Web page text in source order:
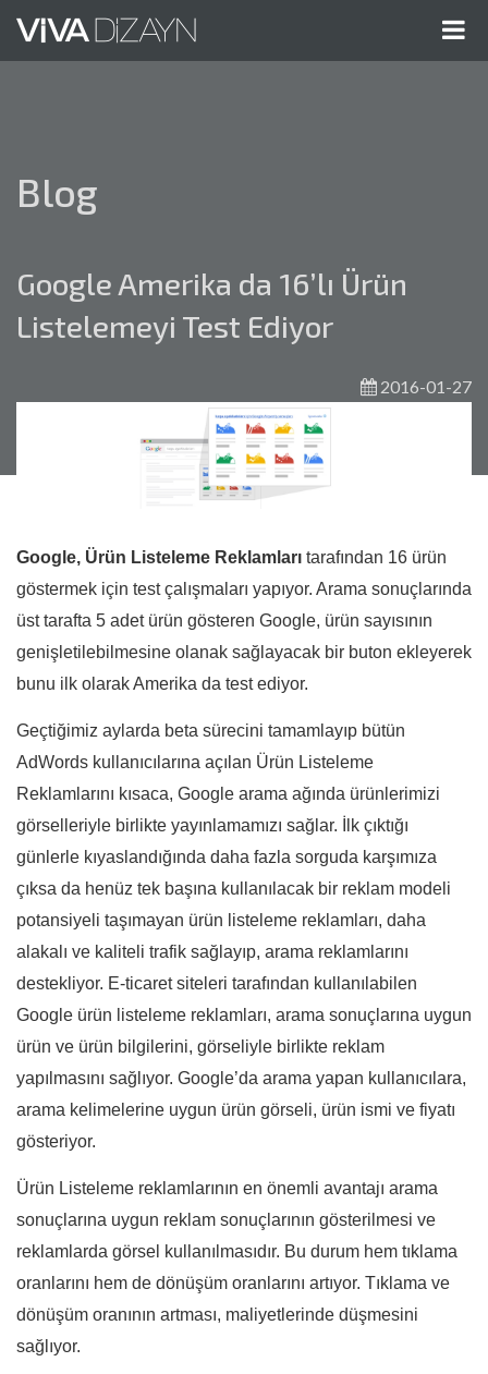
Blog
Google Amerika da 16’lı Ürün
Listelemeyi Test Ediyor
2016-01-27
Google, Ürün Listeleme Reklamları tarafından 16 ürün
göstermek için test çalışmaları yapıyor. Arama sonuçlarında
üst tarafta 5 adet ürün gösteren Google, ürün sayısının
genişletilebilmesine olanak sağlayacak bir buton ekleyerek
bunu ilk olarak Amerika da test ediyor.
Geçtiğimiz aylarda beta sürecini tamamlayıp bütün
AdWords kullanıcılarına açılan Ürün Listeleme
Reklamlarını kısaca, Google arama ağında ürünlerimizi
görselleriyle birlikte yayınlamamızı sağlar. İlk çıktığı
günlerle kıyaslandığında daha fazla sorguda karşımıza
çıksa da henüz tek başına kullanılacak bir reklam modeli
potansiyeli taşımayan ürün listeleme reklamları, daha
alakalı ve kaliteli trafik sağlayıp, arama reklamlarını
destekliyor. E-ticaret siteleri tarafından kullanılabilen
Google ürün listeleme reklamları, arama sonuçlarına uygun
ürün ve ürün bilgilerini, görseliyle birlikte reklam
yapılmasını sağlıyor. Google’da arama yapan kullanıcılara,
arama kelimelerine uygun ürün görseli, ürün ismi ve fiyatı
gösteriyor.
Ürün Listeleme reklamlarının en önemli avantajı arama
sonuçlarına uygun reklam sonuçlarının gösterilmesi ve
reklamlarda görsel kullanılmasıdır. Bu durum hem tıklama
oranlarını hem de dönüşüm oranlarını artıyor. Tıklama ve
dönüşüm oranının artması, maliyetlerinde düşmesini
sağlıyor.